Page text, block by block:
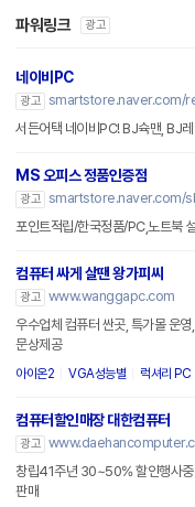
파워링크 광고
네이비PC
광고 smartstore.naver.com/
서든어택 네이비PC! BJ슉맨, BJ
MS 오피스 정품인증점
광고 smartstore.naver.com/
포인트적립/한국정품/PC,노트북
컴퓨터 싸게 살땐 왕가피씨
광고 www.wanggapc.com
우수업체 컴퓨터 싼곳, 특가몰 운
문상제공
아이온2 VGA성능별 럭셔리 PC
컴퓨터할인매장 대한컴퓨터
광고
창립41주년 30~50% 할인행사중 AIPC 50만에서 900만
판매